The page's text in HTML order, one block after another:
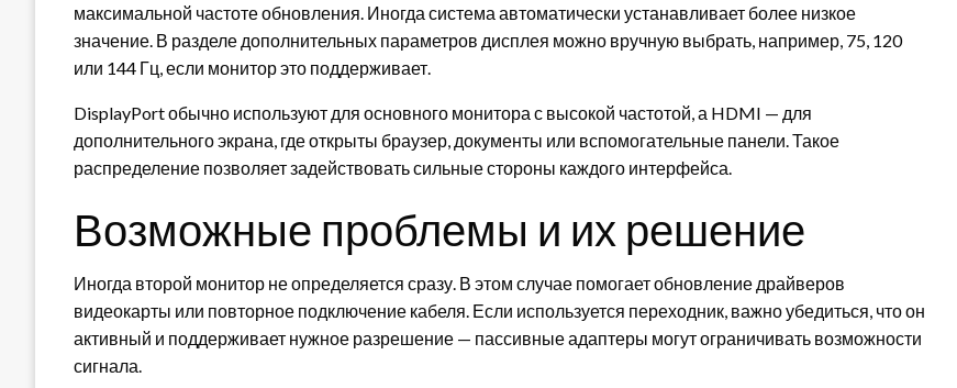
максимальной частоте обновления. Иногда система автоматически устанавливает более низкое
значение. В разделе дополнительных параметров дисплея можно вручную выбрать, например, 75, 120
или 144 Гц, если монитор это поддерживает.
DisplayPort обычно используют для основного монитора с высокой частотой, а HDMI — для
дополнительного экрана, где открыты браузер, документы или вспомогательные панели. Такое
распределение позволяет задействовать сильные стороны каждого интерфейса.
Возможные проблемы и их решение
Иногда второй монитор не определяется сразу. В этом случае помогает обновление драйверов
видеокарты или повторное подключение кабеля. Если используется переходник, важно убедиться, что он
активный и поддерживает нужное разрешение — пассивные адаптеры могут ограничивать возможности
сигнала.